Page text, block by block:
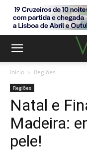
Início Regiões
Regiões
Natal e
Madeira:
pele!